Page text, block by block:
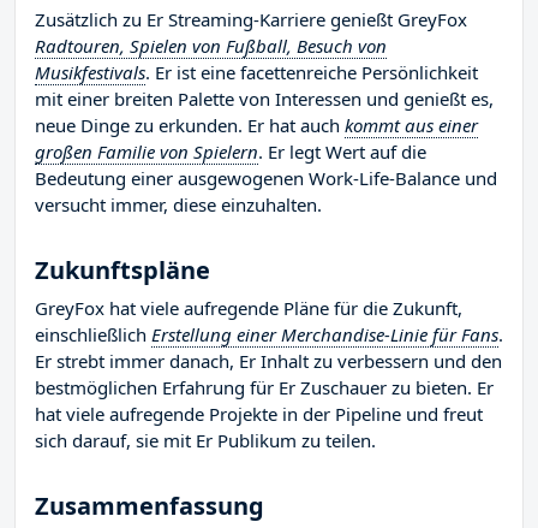
Zusätzlich zu Er Streaming-Karriere genießt GreyFox
Radtouren, Spielen von Fußball, Besuch von
Musikfestivals. Er ist eine facettenreiche Persönlichkeit
mit einer breiten Palette von Interessen und genießt es,
neue Dinge zu erkunden. Er hat auch kommt aus einer
großen Familie von Spielern. Er legt Wert auf die
Bedeutung einer ausgewogenen Work-Life-Balance und
versucht immer, diese einzuhalten.
Zukunftspläne
GreyFox hat viele aufregende Pläne für die Zukunft,
einschließlich Erstellung einer Merchandise-Linie für Fans.
Er strebt immer danach, Er Inhalt zu verbessern und den
bestmöglichen Erfahrung für Er Zuschauer zu bieten. Er
hat viele aufregende Projekte in der Pipeline und freut
sich darauf, sie mit Er Publikum zu teilen.
Zusammenfassung